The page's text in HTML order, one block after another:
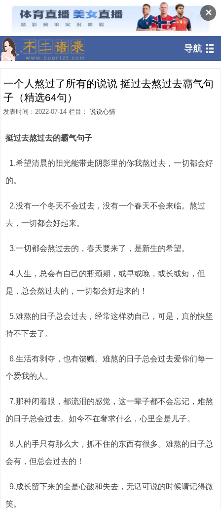
✕
导航
一个人熬过了所有的说说 挺过去熬过去霸气句
子（精选64句）
发表时间：2022-07-14 栏目： 说说心情
挺过去熬过去的霸气句子
1.希望清晨的阳光能带走阴影里的你我熬过去，一切都会好
的。
2.没有一个冬天不会过去，没有一个春天不会来临。熬过
去，一切都会好起来。
3.一切都会熬过去的，春天要来了，是新生的希望。
4.人生，总会有自己的瓶颈期，或早或晚，或长或短，但
是，总会熬过去的，一切都会好起来的！
5.难熬的日子总会过去，经常这样劝自己，可是，真的快坚
持不下去了。
6.生活有剥夺，也有馈赠。难熬的日子总会过去爱你们每一
个爱我的人。
7.那种闭着眼，都流泪的感觉，这一辈子都不会忘记，难熬
的日子总会过去。如今不在奢求什么，心里全是儿子。
8.人的手只有那么大，抓不住的东西有很多。难熬的日子总
会有，但总会过去的！
9.成长留下来的全是心酸和失去，无话可说的时候请记得微
笑。